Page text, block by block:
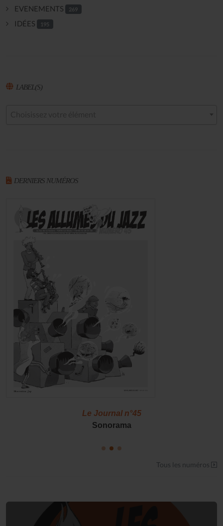
EVENEMENTS 269
IDÉES 195
LABEL(S)
DERNIERS NUMÉROS
Le Journal n°45
Sonorama
Tous les numéros